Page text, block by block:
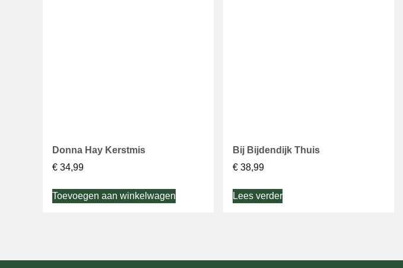
Donna Hay Kerstmis
€ 34,99
Toevoegen aan winkelwagen
Bij Bijdendijk Thuis
€ 38,99
Lees verder